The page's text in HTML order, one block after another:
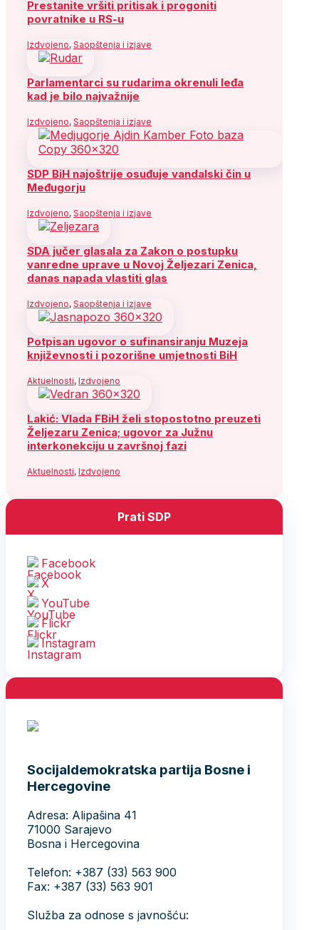
Prestanite vršiti pritisak i progoniti
povratnike u RS-u
Izdvojeno, Saopštenja i izjave
Parlamentarci su rudarima okrenuli leđa
kad je bilo najvažnije
Izdvojeno, Saopštenja i izjave
SDP BiH najoštrije osuđuje vandalski čin u
Međugorju
Izdvojeno, Saopštenja i izjave
SDA jučer glasala za Zakon o postupku
vanredne uprave u Novoj Željezari Zenica,
danas napada vlastiti glas
Izdvojeno, Saopštenja i izjave
Potpisan ugovor o sufinansiranju Muzeja
književnosti i pozorišne umjetnosti BiH
Aktuelnosti, Izdvojeno
Lakić: Vlada FBiH želi stopostotno preuzeti
Željezaru Zenica; ugovor za Južnu
interkonekciju u završnoj fazi
Aktuelnosti, Izdvojeno
Prati SDP
Facebook
X
YouTube
Flickr
Instagram
Socijaldemokratska partija Bosne i
Hercegovine
Adresa: Alipašina 41
71000 Sarajevo
Bosna i Hercegovina
Telefon: +387 (33) 563 900
Fax: +387 (33) 563 901
Služba za odnose s javnošću: